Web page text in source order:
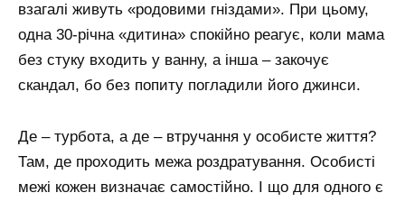
взагалі живуть «родовими гніздами». При цьому,
одна 30-річна «дитина» спокійно реагує, коли мама
без стуку входить у ванну, а інша – закочує
скандал, бо без попиту погладили його джинси.
Де – турбота, а де – втручання у особисте життя?
Там, де проходить межа роздратування. Особисті
межі кожен визначає самостійно. І що для одного є